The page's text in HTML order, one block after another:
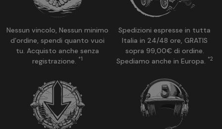
Nessun vincolo, Nessun minimo
d’ordine, spendi quanto vuoi
tu. Acquisto anche senza
registrazione. *1
Spedizioni espresse in tutta
Italia in 24/48 ore, GRATIS
sopra 99,00€ di ordine.
Spediamo anche in Europa. *2